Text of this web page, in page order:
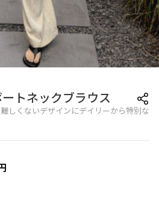
トネックブラウス
しくないデザインにデイリーから特別な